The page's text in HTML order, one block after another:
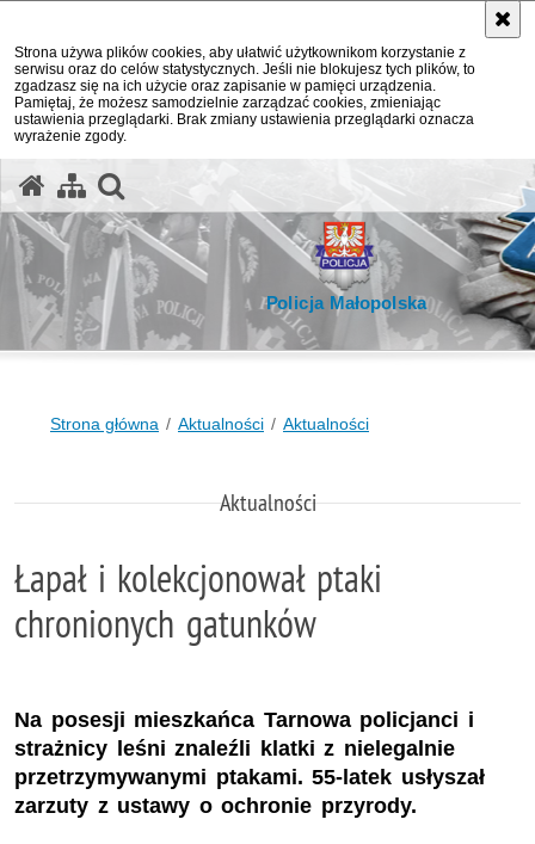
Strona używa plików cookies, aby ułatwić użytkownikom korzystanie z
serwisu oraz do celów statystycznych. Jeśli nie blokujesz tych plików, to
zgadzasz się na ich użycie oraz zapisanie w pamięci urządzenia.
Pamiętaj, że możesz samodzielnie zarządzać cookies, zmieniając
ustawienia przeglądarki. Brak zmiany ustawienia przeglądarki oznacza
wyrażenie zgody.
Policja Małopolska
Strona główna Aktualności Aktualności
Aktualności
Łapał i kolekcjonował ptaki
chronionych gatunków
Na posesji mieszkańca Tarnowa policjanci i
strażnicy leśni znaleźli klatki z nielegalnie
przetrzymywanymi ptakami. 55-latek usłyszał
zarzuty z ustawy o ochronie przyrody.